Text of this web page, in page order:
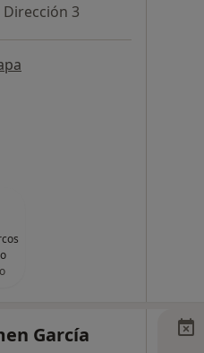
Dirección 3
García